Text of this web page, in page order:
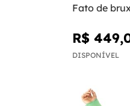
Fato de
R$
DISPONÍVEL